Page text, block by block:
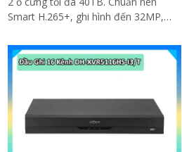
Smart H.265+, ghi hình đến 32MP,